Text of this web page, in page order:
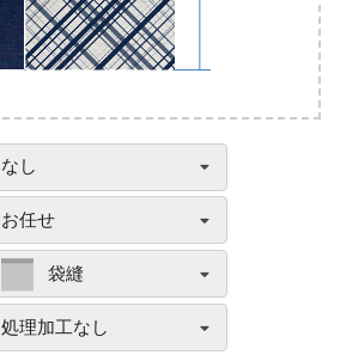
なし
お任せ
袋縫
処理加工なし